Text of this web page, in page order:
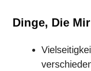
Dinge, Die